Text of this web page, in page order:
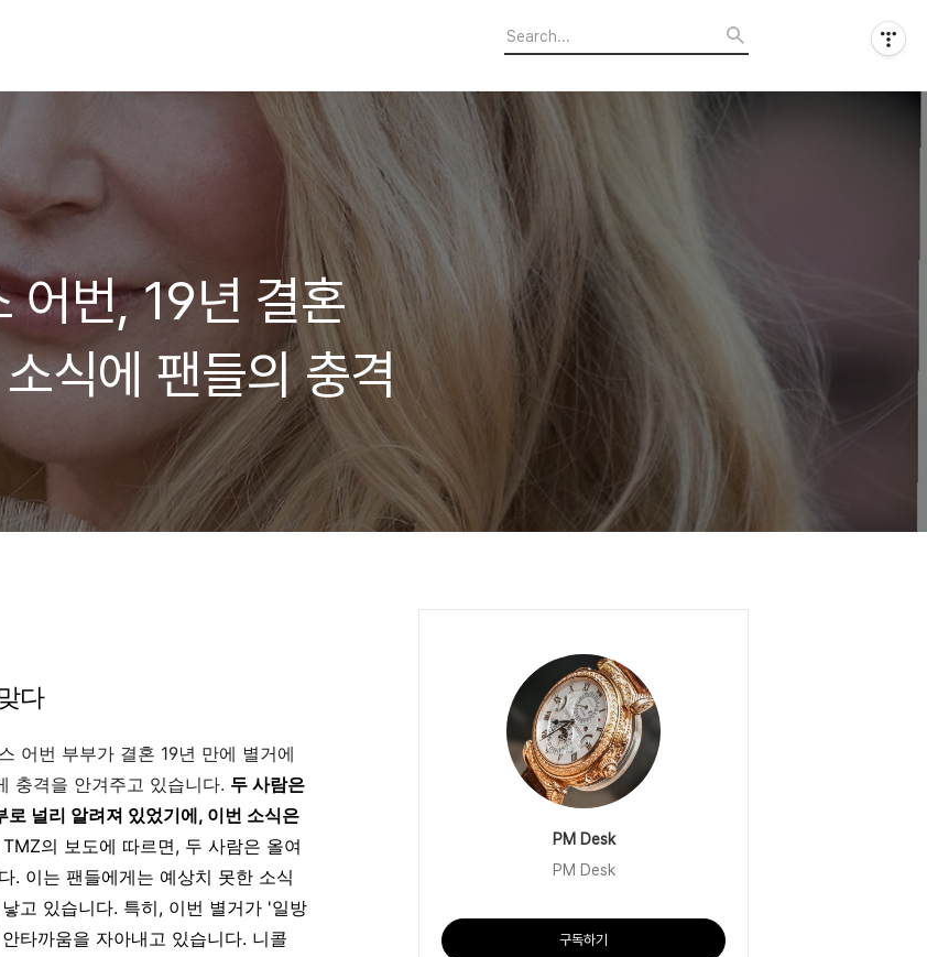
어번, 19년 결혼
식에 팬들의 충격
다
어번 부부가 결혼 19년 만에 별거에
충격을 안겨주고 있습니다. 두 사람은
널리 알려져 있었기에, 이번 소식은
의 보도에 따르면, 두 사람은 올여
. 이는 팬들에게는 예상치 못한 소식
고 있습니다. 특히, 이번 별거가 '일방
타까움을 자아내고 있습니다. 니콜
PM Desk
PM Desk
구독하기